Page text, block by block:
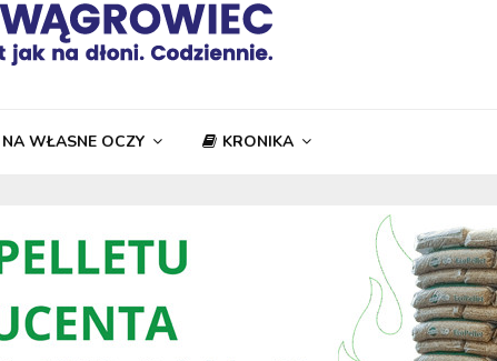
NA WŁASNE OCZY KRONIKA